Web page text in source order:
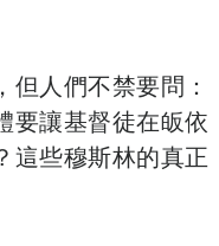
人們不禁要問：
要讓基督徒在皈依
這些穆斯林的真正